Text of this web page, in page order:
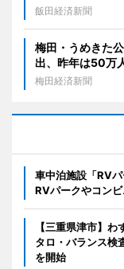
飯田経済新聞
梅田・うめきた
出、昨年は50万
梅田経済新聞
車中泊施設「RV
RVパークやコン
【三重県津市】
タロ・バランス検
を開始